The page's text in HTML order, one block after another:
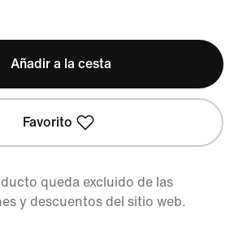
Añadir a la cesta
Favorito
queda excluido de las
y descuentos del sitio web.